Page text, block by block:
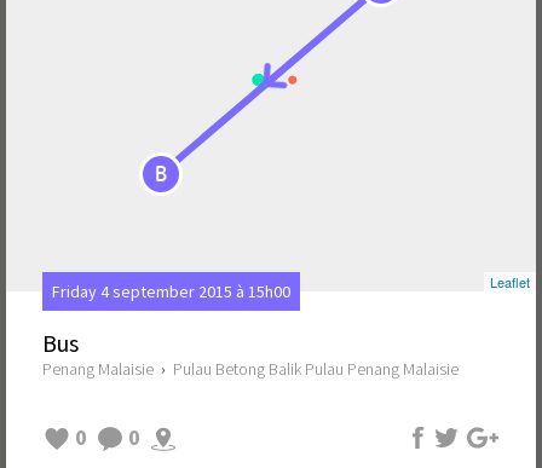
B
Leaflet
Friday 4 september 2015 à 15h00
Bus
Penang Malaisie › Pulau Betong Balik Pulau Penang Malaisie
0 0